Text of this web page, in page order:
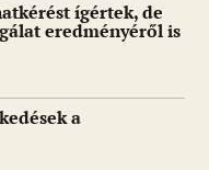
ígértek, de
eredményéről is
a